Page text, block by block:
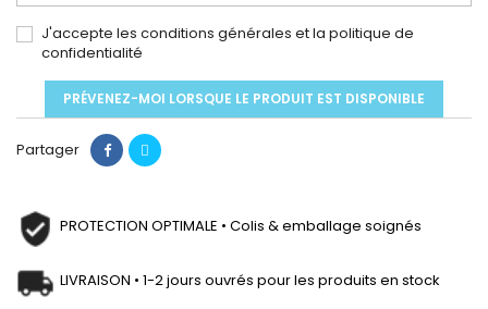
J'accepte les conditions générales et la politique de
confidentialité
PRÉVENEZ-MOI LORSQUE LE PRODUIT EST DISPONIBLE
Partager
PROTECTION OPTIMALE • Colis & emballage soignés
LIVRAISON • 1-2 jours ouvrés pour les produits en stock